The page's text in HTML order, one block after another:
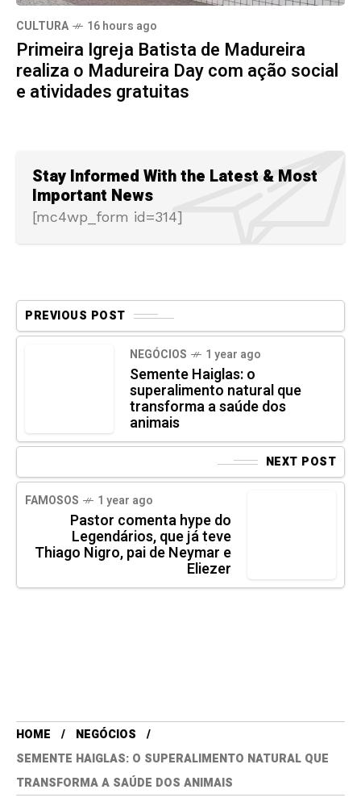
CULTURA 16 hours ago
Primeira Igreja Batista de Madureira
realiza o Madureira Day com ação social
e atividades gratuitas
Stay Informed With the Latest & Most
Important News
[mc4wp_form id=314]
PREVIOUS POST
NEGÓCIOS 1 year ago
Semente Haiglas: o
superalimento natural que
transforma a saúde dos
animais
NEXT POST
FAMOSOS 1 year ago
Pastor comenta hype do
Legendários, que já teve
Thiago Nigro, pai de Neymar e
Eliezer
HOME
NEGÓCIOS
SEMENTE HAIGLAS: O SUPERALIMENTO NATURAL QUE
TRANSFORMA A SAÚDE DOS ANIMAIS